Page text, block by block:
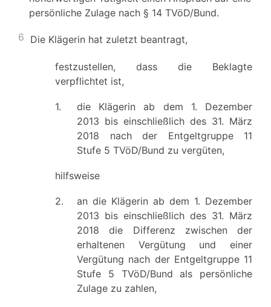
persönliche Zulage nach § 14 TVöD/Bund.
6 Die Klägerin hat zuletzt beantragt,
festzustellen, dass die Beklagte
verpflichtet ist,
1.
die Klägerin ab dem 1. Dezember
2013 bis einschließlich des 31. März
2018 nach der Entgeltgruppe 11
Stufe 5 TVöD/Bund zu vergüten,
hilfsweise
2. an die Klägerin ab dem 1. Dezember
2013 bis einschließlich des 31. März
2018 die Differenz zwischen der
erhaltenen Vergütung und einer
Vergütung nach der Entgeltgruppe 11
Stufe 5 TVöD/Bund als persönliche
Zulage zu zahlen,